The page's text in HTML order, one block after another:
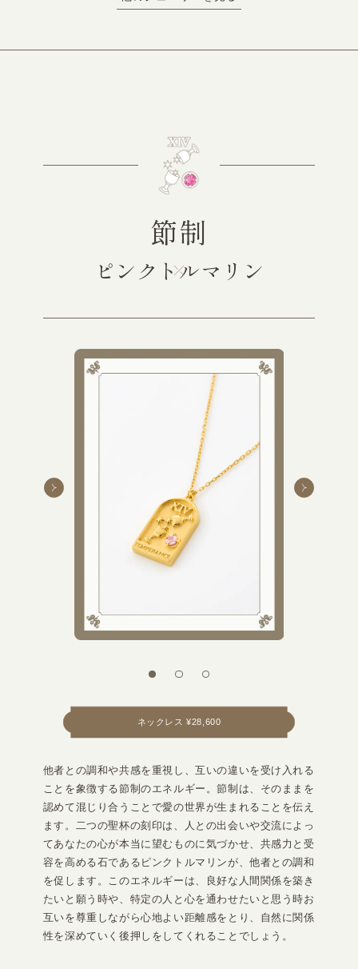
節制
ピンクトルマリン
他者との調和や共感を重視し、互いの違いを受け入れる
ことを象徴する節制のエネルギー。節制は、そのままを
認めて混じり合うことで愛の世界が生まれることを伝え
ます。二つの聖杯の刻印は、人との出会いや交流によっ
てあなたの心が本当に望むものに気づかせ、共感力と受
容を高める石であるピンクトルマリンが、他者との調和
を促します。このエネルギーは、良好な人間関係を築き
たいと願う時や、特定の人と心を通わせたいと思う時お
互いを尊重しながら心地よい距離感をとり、自然に関係
性を深めていく後押しをしてくれることでしょう。
ネックレス ¥28,600